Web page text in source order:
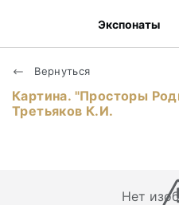
Экспонаты
Вернуться
Картина. "Просторы
Третьяков К.И.
Нет